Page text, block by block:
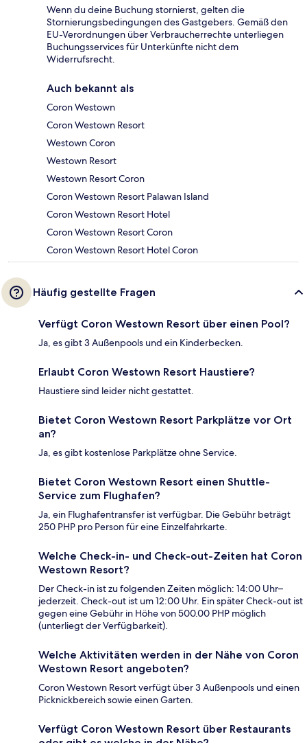
Wenn du deine Buchung stornierst, gelten die
Stornierungsbedingungen des Gastgebers. Gemäß den
EU-Verordnungen über Verbraucherrechte unterliegen
Buchungsservices für Unterkünfte nicht dem
Widerrufsrecht.
Auch bekannt als
Coron Westown
Coron Westown Resort
Westown Coron
Westown Resort
Westown Resort Coron
Coron Westown Resort Palawan Island
Coron Westown Resort Hotel
Coron Westown Resort Coron
Coron Westown Resort Hotel Coron
Häufig gestellte Fragen
Verfügt Coron Westown Resort über einen Pool?
Ja, es gibt 3 Außenpools und ein Kinderbecken.
Erlaubt Coron Westown Resort Haustiere?
Haustiere sind leider nicht gestattet.
Bietet Coron Westown Resort Parkplätze vor Ort
an?
Ja, es gibt kostenlose Parkplätze ohne Service.
Bietet Coron Westown Resort einen Shuttle-
Service zum Flughafen?
Ja, ein Flughafentransfer ist verfügbar. Die Gebühr beträgt
250 PHP pro Person für eine Einzelfahrkarte.
Welche Check-in- und Check-out-Zeiten hat Coron
Westown Resort?
Der Check-in ist zu folgenden Zeiten möglich: 14:00 Uhr–
jederzeit. Check-out ist um 12:00 Uhr. Ein später Check-out ist
gegen eine Gebühr in Höhe von 500.00 PHP möglich
(unterliegt der Verfügbarkeit).
Welche Aktivitäten werden in der Nähe von Coron
Westown Resort angeboten?
Coron Westown Resort verfügt über 3 Außenpools und einen
Picknickbereich sowie einen Garten.
Verfügt Coron Westown Resort über Restaurants